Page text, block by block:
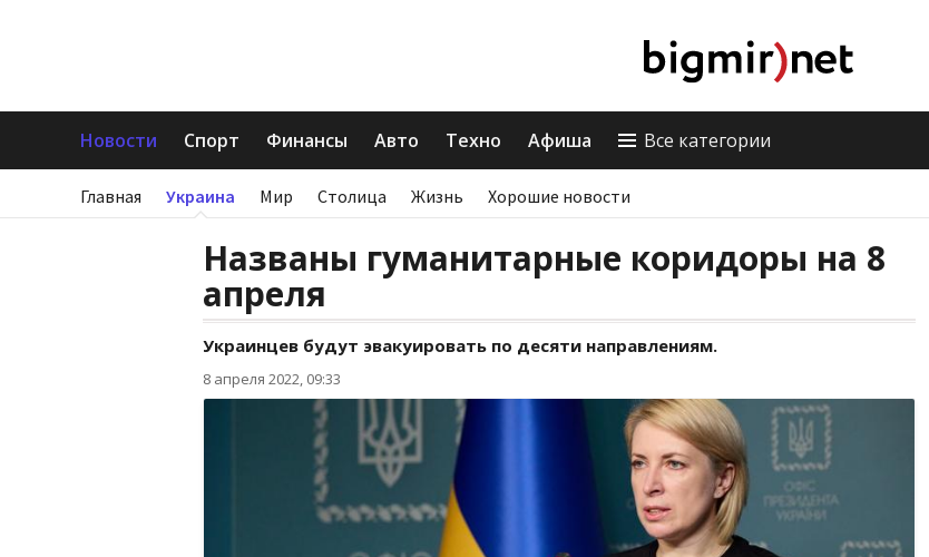
Новости Спорт Финансы Авто Техно Афиша Все категории
Главная Украина Мир Столица Жизнь Хорошие новости
Названы гуманитарные коридоры на 8
апреля
Украинцев будут эвакуировать по десяти направлениям.
8 апреля 2022, 09:33